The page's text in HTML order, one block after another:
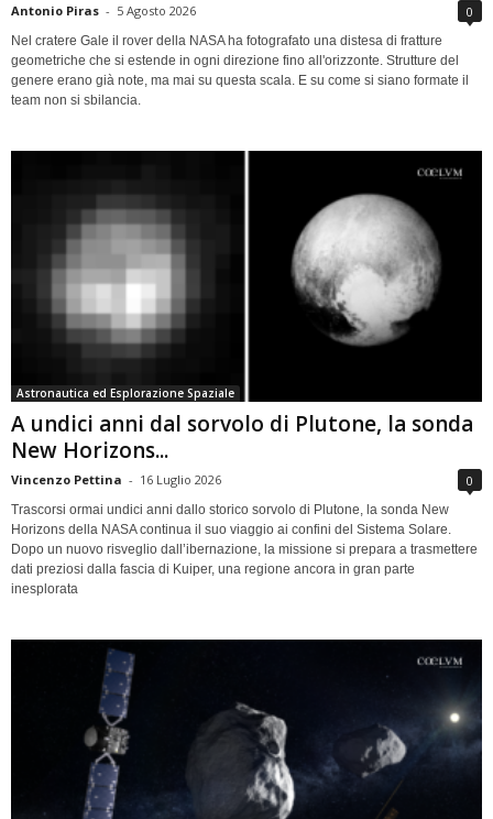
Antonio Piras - 5 Agosto 2026 0
Nel cratere Gale il rover della NASA ha fotografato una distesa di fratture
geometriche che si estende in ogni direzione fino all'orizzonte. Strutture del
genere erano già note, ma mai su questa scala. E su come si siano formate il
team non si sbilancia.
Astronautica ed Esplorazione Spaziale
A undici anni dal sorvolo di Plutone, la sonda
New Horizons...
Vincenzo Pettina - 16 Luglio 2026 0
Trascorsi ormai undici anni dallo storico sorvolo di Plutone, la sonda New
Horizons della NASA continua il suo viaggio ai confini del Sistema Solare.
Dopo un nuovo risveglio dall’ibernazione, la missione si prepara a trasmettere
dati preziosi dalla fascia di Kuiper, una regione ancora in gran parte
inesplorata